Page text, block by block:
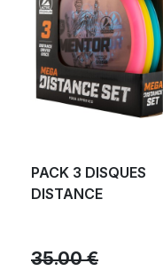
PACK 3 DISQUES
DISTANCE
35.00 €